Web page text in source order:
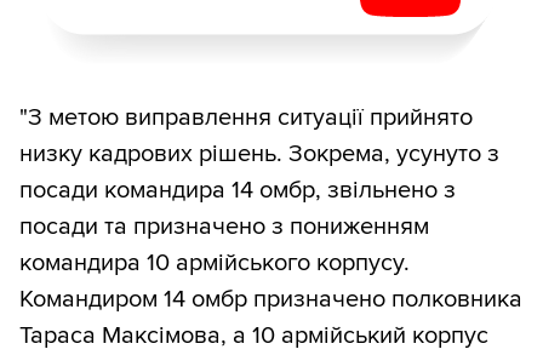
"З метою виправлення ситуації прийнято
низку кадрових рішень. Зокрема, усунуто з
посади командира 14 омбр, звільнено з
посади та призначено з пониженням
командира 10 армійського корпусу.
Командиром 14 омбр призначено полковника
Тараса Максімова, а 10 армійський корпус